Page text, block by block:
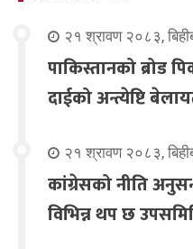
२१ श्रावण २०८३,
पाकिस्तानको ब्रोड
दाईको अन्त्येष्टि
२१ श्रावण २०८३,
कांग्रेसको नीति
विभिन्न थप छ